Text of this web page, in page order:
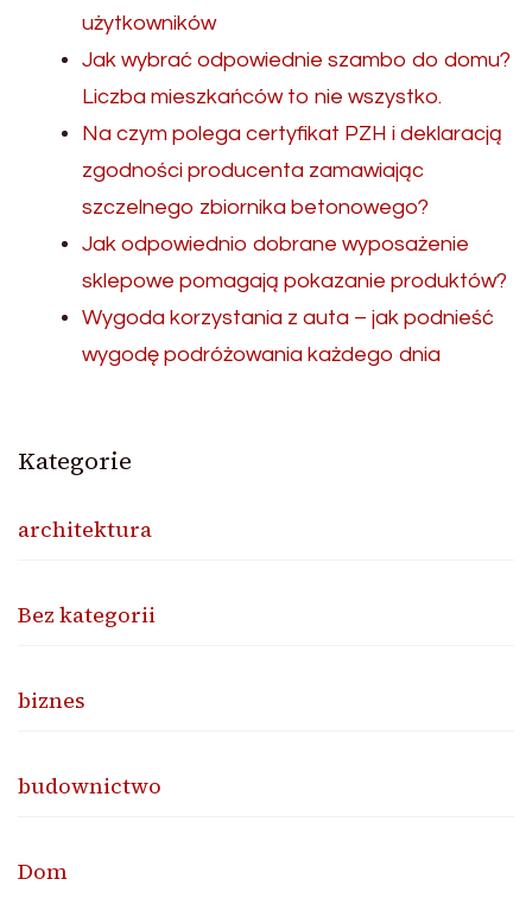
użytkowników
Jak wybrać odpowiednie szambo do domu?
Liczba mieszkańców to nie wszystko.
Na czym polega certyfikat PZH i deklaracją
zgodności producenta zamawiając
szczelnego zbiornika betonowego?
Jak odpowiednio dobrane wyposażenie
sklepowe pomagają pokazanie produktów?
Wygoda korzystania z auta – jak podnieść
wygodę podróżowania każdego dnia
Kategorie
architektura
Bez kategorii
biznes
budownictwo
Dom